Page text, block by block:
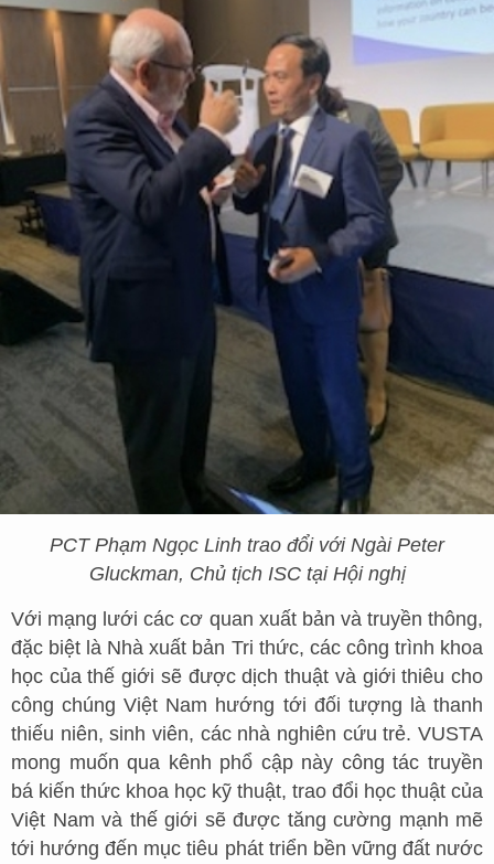
PCT Phạm Ngọc Linh trao đổi với Ngài Peter
Gluckman, Chủ tịch ISC tại Hội nghị
Với mạng lưới các cơ quan xuất bản và truyền thông,
đặc biệt là Nhà xuất bản Tri thức, các công trình khoa
học của thế giới sẽ được dịch thuật và giới thiêu cho
công chúng Việt Nam hướng tới đối tượng là thanh
thiếu niên, sinh viên, các nhà nghiên cứu trẻ. VUSTA
mong muốn qua kênh phổ cập này công tác truyền
bá kiến thức khoa học kỹ thuật, trao đổi học thuật của
Việt Nam và thế giới sẽ được tăng cường mạnh mẽ
tới hướng đến mục tiêu phát triển bền vững đất nước